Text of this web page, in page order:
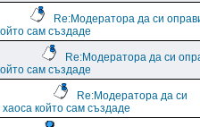
Re:Модератора да си
сам създаде
Re:Модератора да си
сам създаде
Re:Модератора да си
който сам създаде